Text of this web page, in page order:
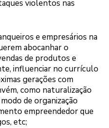
violentos nas
e empresários na
abocanhar o
de produtos e
influenciar no currículo
gerações com
como naturalização
de organização
empreendedor que
etc;